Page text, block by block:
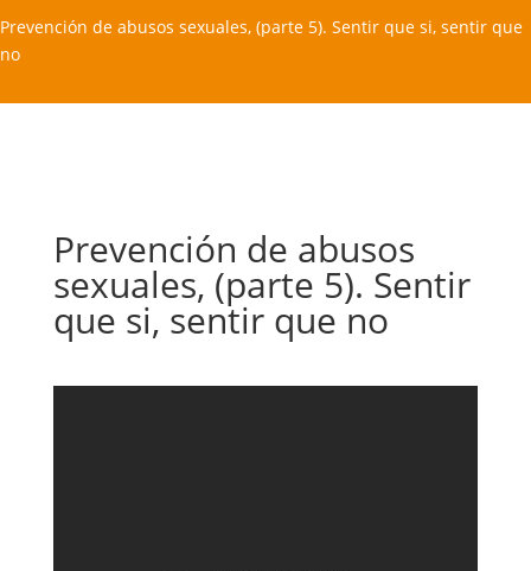
Prevención de abusos sexuales, (parte 5). Sentir que si, sentir que
no
Prevención de abusos
sexuales, (parte 5). Sentir
que si, sentir que no